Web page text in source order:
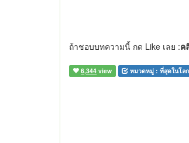
ถ้าชอบบทความนี้ กด Like เลย :ค
6,344 view หมวดหมู่ : ที่สุดในโลก